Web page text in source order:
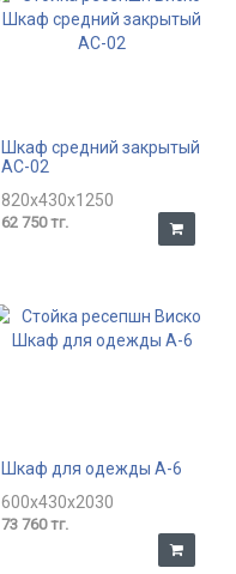
Шкаф средний закрытый
АС-02
820x430x1250
62 750 тг.
Шкаф для одежды А-6
600x430x2030
73 760 тг.